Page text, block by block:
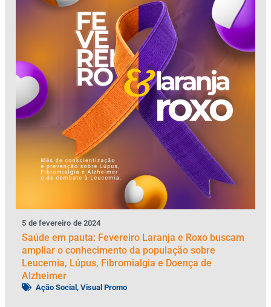
5 de fevereiro de 2024
Saúde em pauta: Fevereiro Laranja e Roxo buscam
ampliar o conhecimento da população sobre
Leucemia, Lúpus, Fibromialgia e Doença de
Alzheimer
Ação Social,Visual Promo